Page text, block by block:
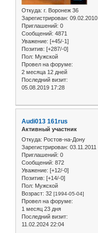
Откуда: г. Воронеж 36
Зарегистрирован: 09.02.2010
Приглашений: 0
Сообщений: 4871
Уважение: [+45/-1]
Позитив: [+287/-0]
Пол: Мужской
Провел на форуме:
2 месяца 12 дней
Последний визит:
05.08.2019 17:28
Audi013 161rus
Активный участник
Откуда: Ростов-на-Дону
Зарегистрирован: 03.11.2011
Приглашений: 0
Сообщений: 872
Уважение: [+12/-0]
Позитив: [+14/-0]
Пол: Мужской
Возраст: 32 [1994-05-04]
Провел на форуме:
1 месяц 23 дня
Последний визит:
11.02.2024 22:04